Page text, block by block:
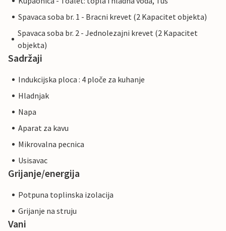
Spavaca soba br. 1 - Bracni krevet (2 Kapacitet objekta)
Spavaca soba br. 2 - Jednolezajni krevet (2 Kapacitet
objekta)
Sadržaji
Indukcijska ploca : 4 ploče za kuhanje
Hladnjak
Napa
Aparat za kavu
Mikrovalna pecnica
Usisavac
Grijanje/energija
Potpuna toplinska izolacija
Grijanje na struju
Vani